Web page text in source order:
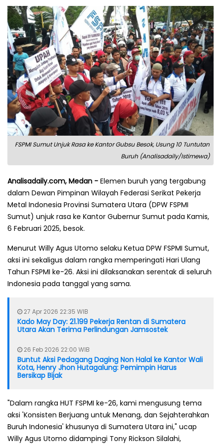
FSPMI Sumut Unjuk Rasa ke Kantor Gubsu Besok, Usung 10 Tuntutan
Buruh (Analisadaily/Istimewa)
Analisadaily.com, Medan - Elemen buruh yang tergabung
dalam Dewan Pimpinan Wilayah Federasi Serikat Pekerja
Metal Indonesia Provinsi Sumatera Utara (DPW FSPMI
Sumut) unjuk rasa ke Kantor Gubernur Sumut pada Kamis,
6 Februari 2025, besok.
Menurut Willy Agus Utomo selaku Ketua DPW FSPMI Sumut,
aksi ini sekaligus dalam rangka memperingati Hari Ulang
Tahun FSPMI ke-26. Aksi ini dilaksanakan serentak di seluruh
Indonesia pada tanggal yang sama.
27 Apr 2026 22:35 WIB
Kado May Day: 21.199 Pekerja Rentan di Sumatera
Utara Akan Terima Perlindungan Jamsostek
26 Feb 2026 22:00 WIB
Buntut Aksi Pedagang Daging Non Halal ke Kantor Wali
Kota, Henry Jhon Hutagalung: Pemimpin Harus
Bersikap Bijak
"Dalam rangka HUT FSPMI ke-26, kami mengusung tema
aksi 'Konsisten Berjuang untuk Menang, dan Sejahterahkan
Buruh Indonesia' khusunya di Sumatera Utara ini," ucap
Willy Agus Utomo didampingi Tony Rickson Silalahi,